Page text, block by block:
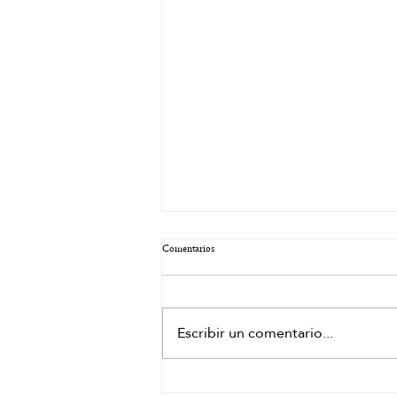
Comentarios
Escribir un comentario...